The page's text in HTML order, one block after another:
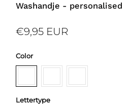
Washandje - personalised
€9,95 EUR
Color
Lettertype